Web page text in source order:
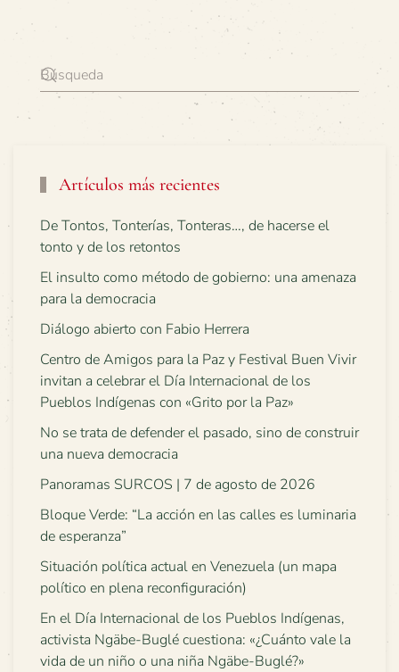
Artículos más recientes
De Tontos, Tonterías, Tonteras…, de hacerse el
tonto y de los retontos
El insulto como método de gobierno: una amenaza
para la democracia
Diálogo abierto con Fabio Herrera
Centro de Amigos para la Paz y Festival Buen Vivir
invitan a celebrar el Día Internacional de los
Pueblos Indígenas con «Grito por la Paz»
No se trata de defender el pasado, sino de construir
una nueva democracia
Panoramas SURCOS | 7 de agosto de 2026
Bloque Verde: “La acción en las calles es luminaria
de esperanza”
Situación política actual en Venezuela (un mapa
político en plena reconfiguración)
En el Día Internacional de los Pueblos Indígenas,
activista Ngäbe-Buglé cuestiona: «¿Cuánto vale la
vida de un niño o una niña Ngäbe-Buglé?»